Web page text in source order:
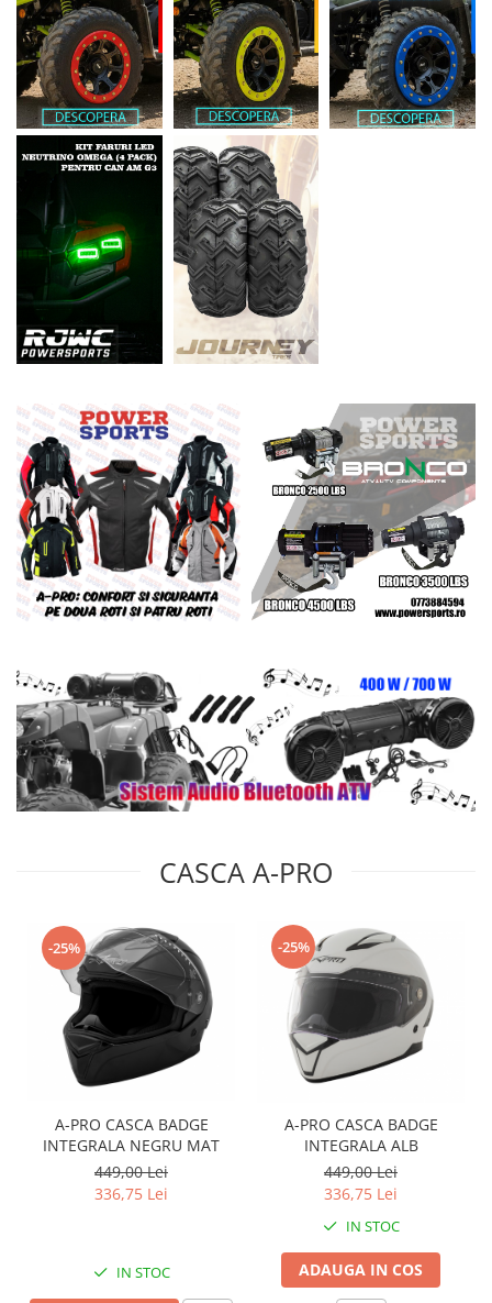
CASCA A-PRO
-25%
A-PRO CASCA BADGE
INTEGRALA NEGRU MAT
449,00 Lei
336,75 Lei
IN STOC
-25%
A-PRO CASCA BADGE
INTEGRALA ALB
449,00 Lei
336,75 Lei
IN STOC
ADAUGA IN COS